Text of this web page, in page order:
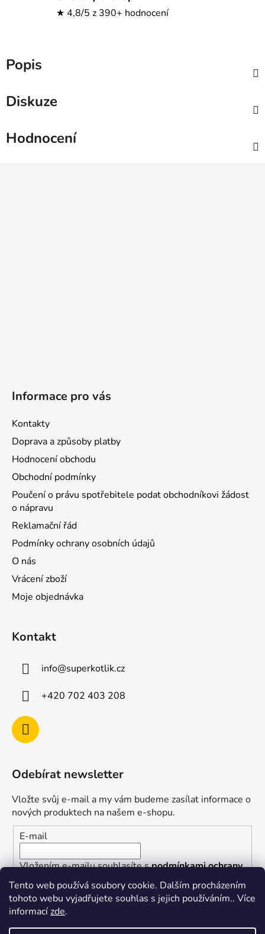
Tento web používá soubory cookie. Dalším procházením
tohoto webu vyjadřujete souhlas s jejich používáním.. Více
informacízde.
★ 4,8/5 z 390+ hodnocení
Popis
Diskuze
Hodnocení
Informace pro vás
Kontakty
Doprava a způsoby platby
Hodnocení obchodu
Obchodní podmínky
Poučení o právu spotřebitele podat obchodníkovi žádost
o nápravu
Reklamační řád
Podmínky ochrany osobních údajů
O nás
Vrácení zboží
Moje objednávka
Kontakt
info@superkotlik.cz
+420 702 403 208
Odebírat newsletter
Vložte svůj e-mail a my vám budeme zasílat informace o
nových produktech na našem e-shopu.
E-mail
Vložením e-mailu souhlasíte spodmínkami ochrany
osobních údajů
PŘIHLÁSIT SE